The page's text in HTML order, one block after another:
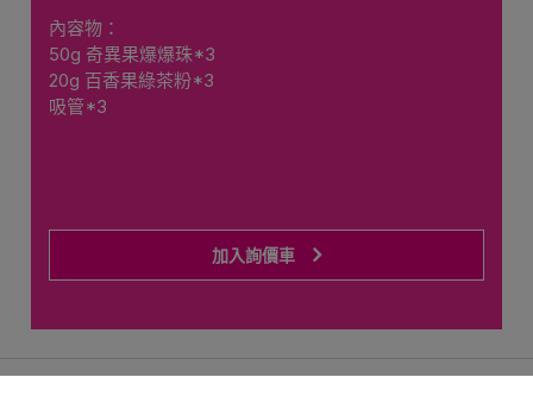
內容物：
50g 奇異果爆爆珠*3
20g 百香果綠茶粉*3
吸管*3
加入詢價車